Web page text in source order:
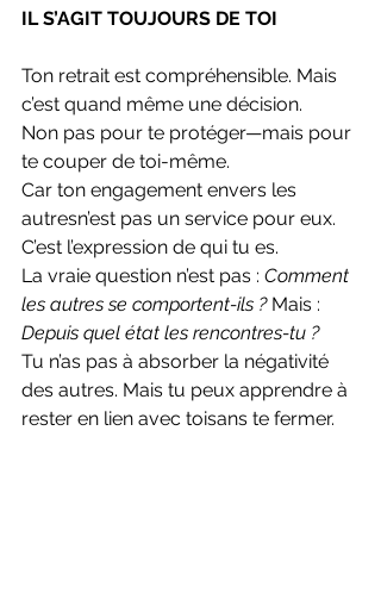
IL S’AGIT TOUJOURS DE TOI
Ton retrait est compréhensible. Mais
c’est quand même une décision.
Non pas pour te protéger—mais pour
te couper de toi-même.
Car ton engagement envers les
autresn’est pas un service pour eux.
C’est l’expression de qui tu es.
La vraie question n’est pas : Comment
les autres se comportent-ils ? Mais :
Depuis quel état les rencontres-tu ?
Tu n’as pas à absorber la négativité
des autres. Mais tu peux apprendre à
rester en lien avec toisans te fermer.